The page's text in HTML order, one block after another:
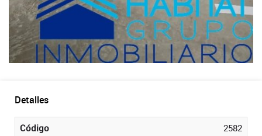
Detalles
Código
2582